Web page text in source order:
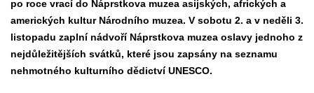
po roce vrací do Náprstkova muzea asijských, afrických a
amerických kultur Národního muzea. V sobotu 2. a v neděli 3.
listopadu zaplní nádvoří Náprstkova muzea oslavy jednoho z
nejdůležitějších svátků, které jsou zapsány na seznamu
nehmotného kulturního dědictví UNESCO.